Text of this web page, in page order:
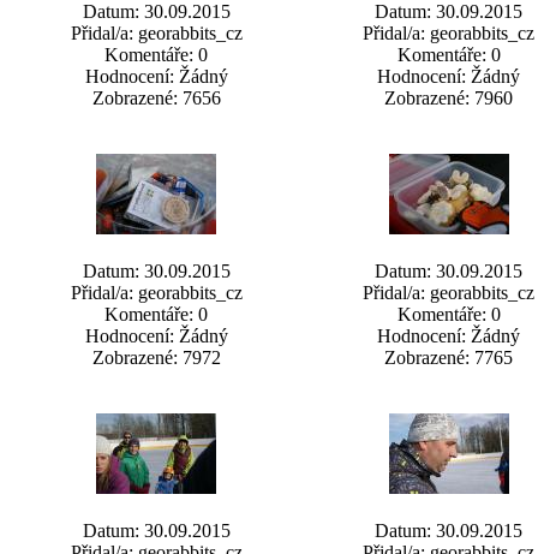
Datum: 30.09.2015
Přidal/a: georabbits_cz
Komentáře: 0
Hodnocení: Žádný
Zobrazené: 7656
Datum: 30.09.2015
Přidal/a: georabbits_cz
Komentáře: 0
Hodnocení: Žádný
Zobrazené: 7960
Datum: 30.09.2015
Přidal/a: georabbits_cz
Komentáře: 0
Hodnocení: Žádný
Zobrazené: 7972
Datum: 30.09.2015
Přidal/a: georabbits_cz
Komentáře: 0
Hodnocení: Žádný
Zobrazené: 7765
Datum: 30.09.2015
Datum: 30.09.2015